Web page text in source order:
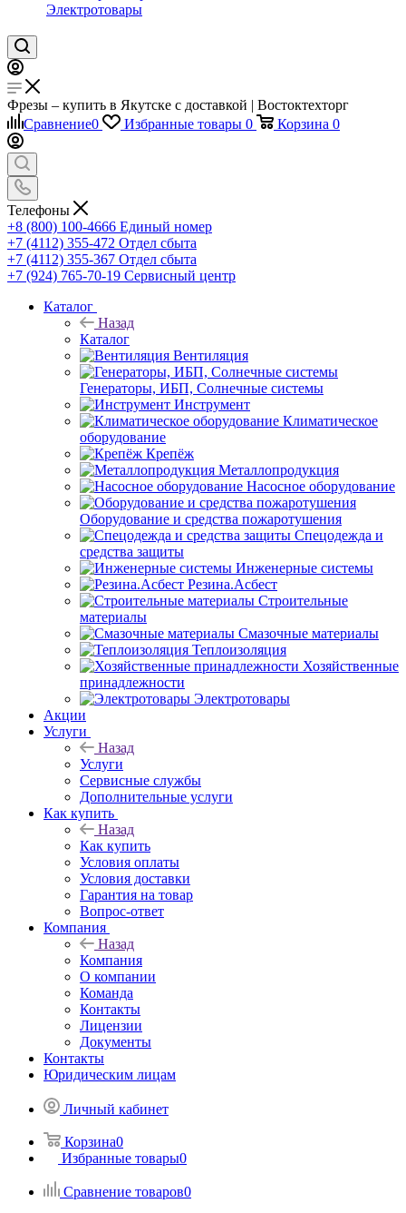
Электротовары
Фрезы – купить в Якутске с доставкой | Востоктехторг
Сравнение0 Избранные товары 0 Корзина 0
Телефоны
+8 (800) 100-4666 Единый номер
+7 (4112) 355-472 Отдел сбыта
+7 (4112) 355-367 Отдел сбыта
+7 (924) 765-70-19 Сервисный центр
Каталог
Назад
Каталог
Вентиляция
Генераторы, ИБП, Солнечные системы
Инструмент
Климатическое
оборудование
Крепёж
Металлопродукция
Насосное оборудование
Оборудование и средства пожаротушения
Спецодежда и
средства защиты
Инженерные системы
Резина.Асбест
Строительные
материалы
Смазочные материалы
Теплоизоляция
Хозяйственные
принадлежности
Электротовары
Акции
Услуги
Назад
Услуги
Сервисные службы
Дополнительные услуги
Как купить
Назад
Как купить
Условия оплаты
Условия доставки
Гарантия на товар
Вопрос-ответ
Компания
Назад
Компания
О компании
Команда
Контакты
Лицензии
Документы
Контакты
Юридическим лицам
Личный кабинет
Корзина0
Избранные товары0
Сравнение товаров0